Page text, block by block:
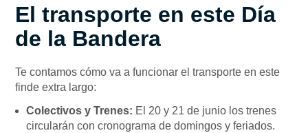
El transporte en este Día
de la Bandera
Te contamos cómo va a funcionar el transporte en este
finde extra largo:
Colectivos y Trenes: El 20 y 21 de junio los trenes
circularán con cronograma de domingos y feriados.